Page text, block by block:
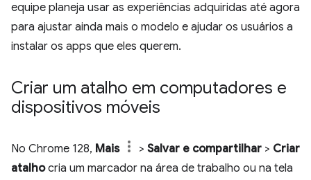
equipe planeja usar as experiências adquiridas até agora
para ajustar ainda mais o modelo e ajudar os usuários a
instalar os apps que eles querem.
Criar um atalho em computadores e
dispositivos móveis
No Chrome 128, Mais > Salvar e compartilhar > Criar
atalhocria um marcador na área de trabalho ou na tela